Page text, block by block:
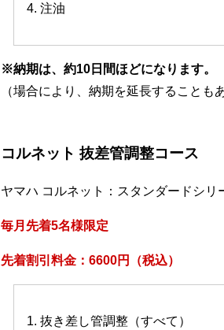
4. 注油
※納期は、約10日間ほどになります。
（場合により、納期を延長することも
コルネット 抜差管調整コース
ヤマハ コルネット：スタンダードシリ
毎月先着5名様限定
先着割引料金：6600円（税込）
1. 抜き差し管調整（すべて）